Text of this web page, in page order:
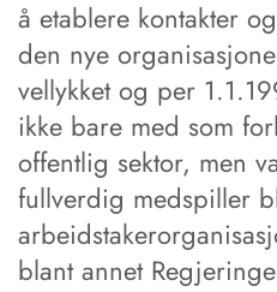
å etablere kontakter
den nye
vellykket og per
ikke bare med som
offentlig sektor, men
fullverdig medspiller
blant annet